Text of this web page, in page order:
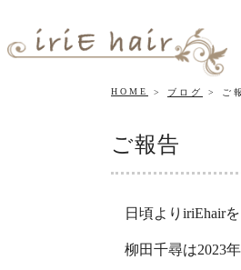
HOME ブログ ご
ご報告
日頃よりiriEhair
柳田千尋は2023